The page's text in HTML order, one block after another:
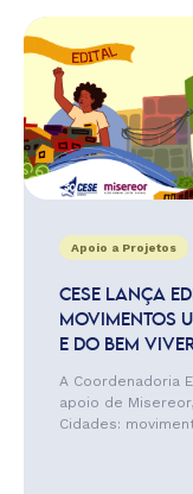
Apoio a Projetos
CESE LANÇA
MOVIMENTOS
E DO BEM
A Coordenadoria
apoio de
Cidades: